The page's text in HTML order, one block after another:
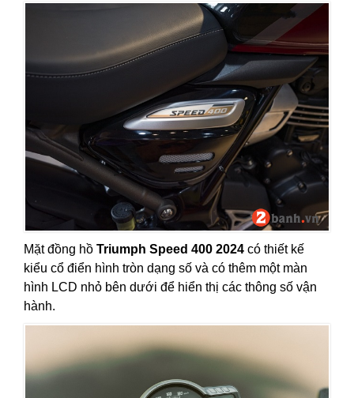
Mặt đồng hồ Triumph Speed 400 2024 có thiết kế
kiểu cổ điển hình tròn dạng số và có thêm một màn
hình LCD nhỏ bên dưới để hiển thị các thông số vận
hành.